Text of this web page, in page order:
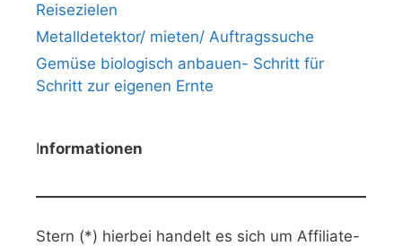
Reisezielen
Metalldetektor/ mieten/ Auftragssuche
Gemüse biologisch anbauen- Schritt für
Schritt zur eigenen Ernte
Informationen
Stern (*) hierbei handelt es sich um Affiliate-